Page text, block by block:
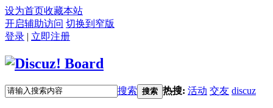
设为首页收藏本站
开启辅助访问 切换到窄版
登录 | 立即注册
搜索 搜索 热搜: 活动 交友 discuz